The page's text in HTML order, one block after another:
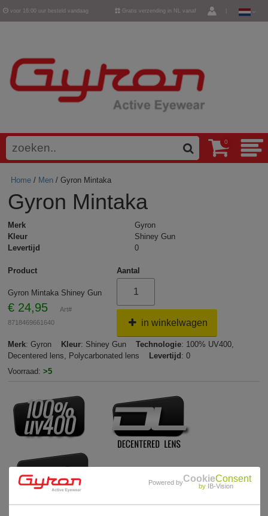
voor 16:00 uur besteld vandaag Gratis verzending in NL vanaf
0
Home / Men / Gyron Mintaka
Gyron Mintaka
Merk
Gyron
Kleur
Shiney Gun
Levertijd
0
Product Aantal
Gyron Mintaka Shiney Gun
€ 24,95
Art#
8718469661640
in winkelwagen
Merk: Gyron Kleur: Shiney GunTechnologie: 100% UV400,
Decentered lens, Polycarbonated lens Levertijd: 0
Voorraad:>5
Powered byCookieConsent
by IB-Vision